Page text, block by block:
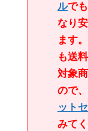
ルで
なり
ます
も送
対象
ので
ット
みてく